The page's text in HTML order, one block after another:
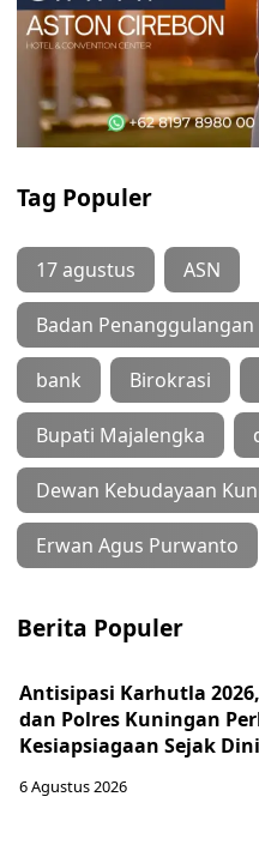
Tag Populer
17 agustus ASN
Badan
bank Birokrasi
Bupati Majalengka
Dewan Kebudayaan
Erwan Agus Purwanto
Berita Populer
Antisipasi Karhutla
dan Polres Kuningan
Kesiapsiagaan Sejak Dini
6 Agustus 2026